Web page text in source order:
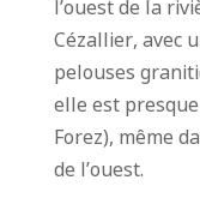
l’ouest de la
Cézallier, avec
pelouses
elle est
Forez), même
de l’ouest.